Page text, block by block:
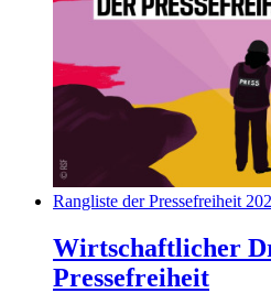
Rangliste der Pressefreiheit
Wirtschaftlicher
Pressefreiheit